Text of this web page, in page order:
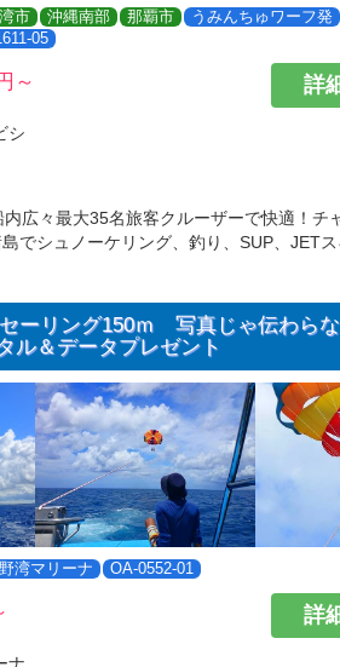
市 沖縄南部 那覇市
うみんちゅワーフ発
05
～
シ
詳
広々最大35名旅客クルーザーで快適！チ
でシュノーケリング、釣り、SUP、JET
セーリング150ｍ 写真じゃ伝わら
ル＆データプレゼント
湾マリーナ OA-0552-01
詳